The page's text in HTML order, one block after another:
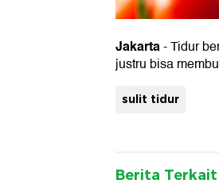
Jakarta- Tidur
justru bisa
sulit tidur
Berita Terkait